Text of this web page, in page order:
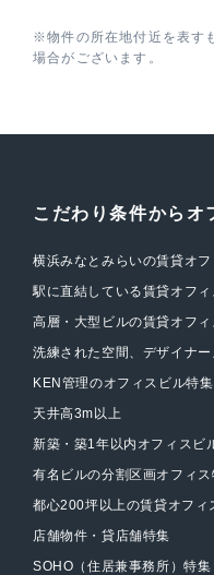
※物件の所在地付近を表す
場合がございます。
こだわり条件からオ
横浜みなとみらいの賃貸オフ
駅に直結している賃貸オフ
高層・大型ビルの賃貸オフ
洗練された空間、デザイナ
KEN管理のオフィスビル特集
天井高3m以上
新築・築1年以内オフィスビ
有名ビルの分割区画オフィス
都心200坪以上の賃貸オフィ
店舗物件・貸店舗特集
SOHO（住居兼事務所）特集